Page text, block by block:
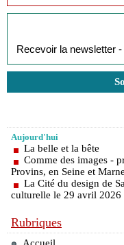
Aujourd'hui
La belle et la bête
Comme des images -
Provins, en Seine et
La Cité du design de
culturelle le 29 avril 2026
Rubriques